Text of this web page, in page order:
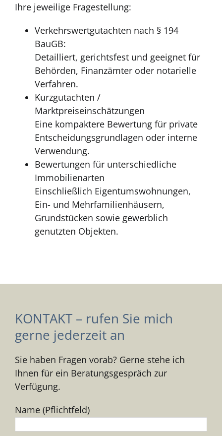
Ihre jeweilige Fragestellung:
Verkehrswertgutachten nach § 194
BauGB:
Detailliert, gerichtsfest und geeignet für
Behörden, Finanzämter oder notarielle
Verfahren.
Kurzgutachten /
Marktpreiseinschätzungen
Eine kompaktere Bewertung für private
Entscheidungsgrundlagen oder interne
Verwendung.
Bewertungen für unterschiedliche
Immobilienarten
Einschließlich Eigentumswohnungen,
Ein- und Mehrfamilienhäusern,
Grundstücken sowie gewerblich
genutzten Objekten.
KONTAKT – rufen Sie mich
gerne jederzeit an
Sie haben Fragen vorab? Gerne stehe ich
Ihnen für ein Beratungsgespräch zur
Verfügung.
Name (Pflichtfeld)